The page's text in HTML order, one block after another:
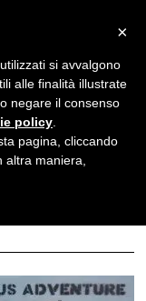
×
si avvalgono
alle finalità illustrate
negare il consenso
policy
pagina, cliccando
maniera,